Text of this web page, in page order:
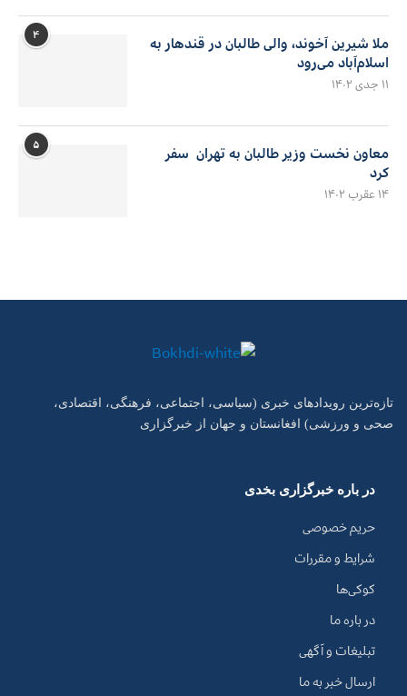
۴
ملا شیرین آخوند، والی طالبان در قندهار به
اسلام‌آباد می‌رود
۱۱ جدی ۱۴۰۲
۵
معاون نخست وزیر طالبان به تهران سفر
کرد
۱۴ عقرب ۱۴۰۲
تازه‌ترین رویدادهای خبری (سیاسی، اجتماعی، فرهنگی، اقتصادی،
صحی و ورزشی) افغانستان و جهان از خبرگزاری
در باره خبرگزاری بخدی
حریم خصوصی
شرایط و مقررات
کوکی‌ها
در باره ما
تبلیغات و آگهی
ارسال خبر به ما